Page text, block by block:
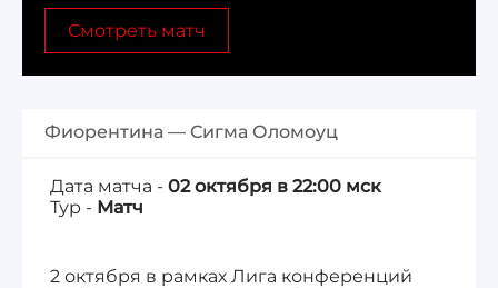
Бундеслига, Чемпионат Германии
Чемпионат Саудовской Аравии 25/26
Смотреть матч
Фиорентина — Сигма Оломоуц
Дата матча - 02 октября в 22:00 мск
Тур - Матч
2 октября в рамках Лига конференций